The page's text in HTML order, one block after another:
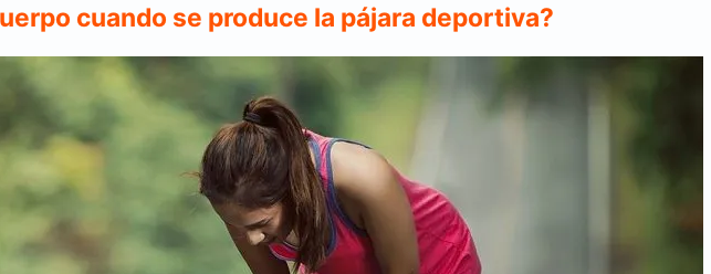
cuando se produce la pájara deportiva?